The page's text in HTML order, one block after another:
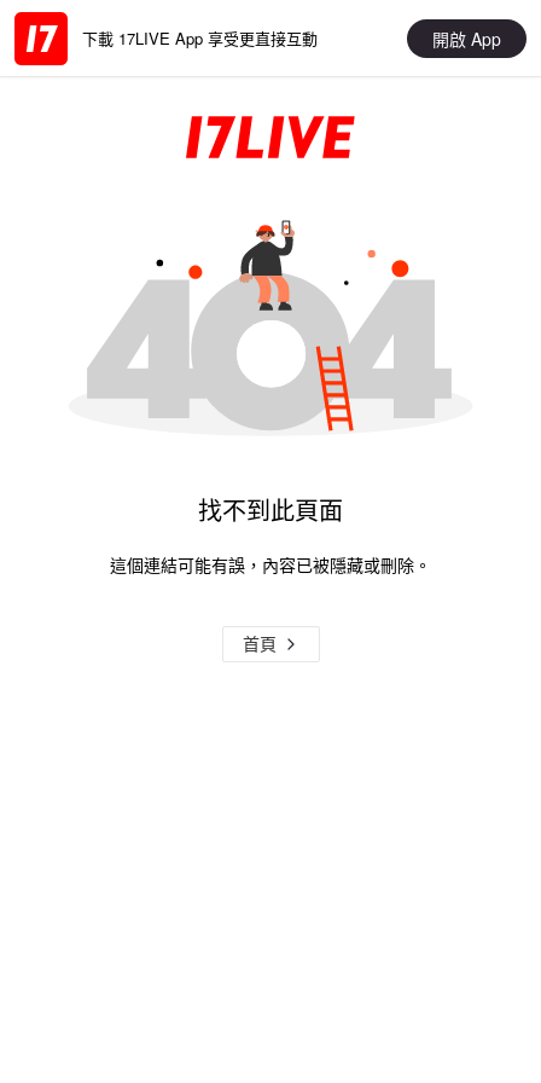
下載 17LIVE App 享受更直接互動 開啟 App
找不到此頁面
這個連結可能有誤，內容已被隱藏或刪除。
首頁